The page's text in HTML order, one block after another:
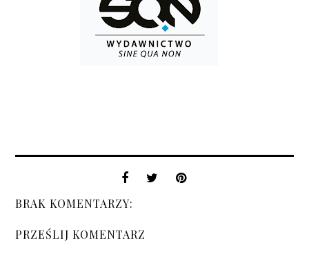
BRAK KOMENTARZY:
PRZEŚLIJ KOMENTARZ